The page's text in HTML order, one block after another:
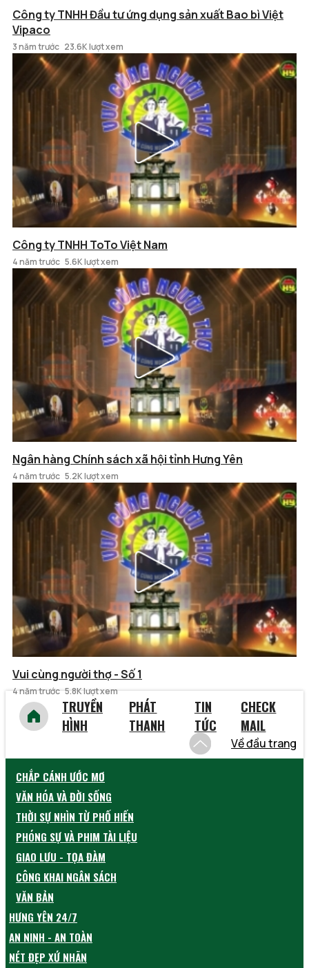
Công ty TNHH Đầu tư ứng dụng sản xuất Bao bì Việt
Vipaco
3 năm trước 23.6K lượt xem
Công ty TNHH ToTo Việt Nam
4 năm trước 5.6K lượt xem
Ngân hàng Chính sách xã hội tỉnh Hưng Yên
4 năm trước 5.2K lượt xem
Vui cùng người thợ - Số 1
4 năm trước 5.8K lượt xem
TRUYỀN
HÌNH
PHÁT
THANH
TIN
TỨC
CHECK
MAIL
Về đầu trang
CHẮP CÁNH ƯỚC MƠ
VĂN HÓA VÀ ĐỜI SỐNG
THỜI SỰ NHÌN TỪ PHỐ HIẾN
PHÓNG SỰ VÀ PHIM TÀI LIỆU
GIAO LƯU - TỌA ĐÀM
CÔNG KHAI NGÂN SÁCH
VĂN BẢN
HƯNG YÊN 24/7
AN NINH - AN TOÀN
NÉT ĐẸP XỨ NHÃN